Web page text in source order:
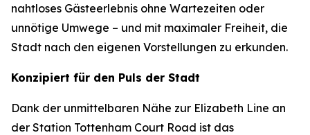
nahtloses Gästeerlebnis ohne Wartezeiten oder
unnötige Umwege – und mit maximaler Freiheit, die
Stadt nach den eigenen Vorstellungen zu erkunden.
Konzipiert für den Puls der Stadt
Dank der unmittelbaren Nähe zur Elizabeth Line an
der Station Tottenham Court Road ist das